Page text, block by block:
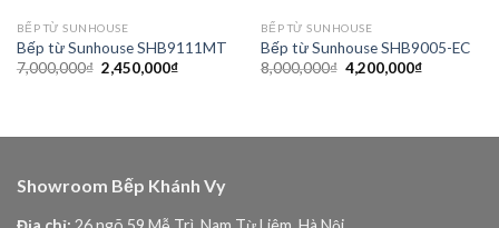
BẾP TỪ SUNHOUSE
Bếp từ Sunhouse SHB9111MT
7,000,000₫ Giá
gốc
2,450,000₫Giá
BẾP TỪ SUNHOUSE
Bếp từ Sunhouse SHB9005-EC
8,000,000₫ Giá
gốc
4,200,000₫Giá
Showroom Bếp Khánh Vy